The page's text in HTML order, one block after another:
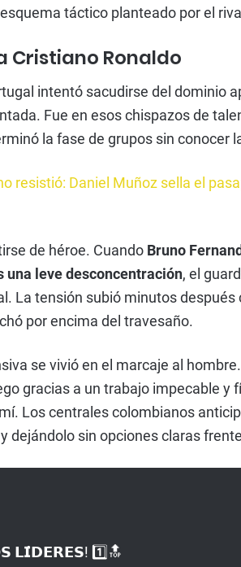
táctico planteado por el
Cristiano Ronaldo
intentó sacudirse del dominio
Fue en esos chispazos de
la fase de grupos sin conocer
resistió: Daniel Muñoz sella el
de héroe. Cuando Bruno
leve desconcentración, el
La tensión subió minutos
por encima del travesaño.
se vivió en el marcaje al
gracias a un trabajo impecable y
Los centrales colombianos
dejándolo sin opciones claras
𝗟𝗜́𝗗𝗘𝗥𝗘𝗦! 1️⃣🔝